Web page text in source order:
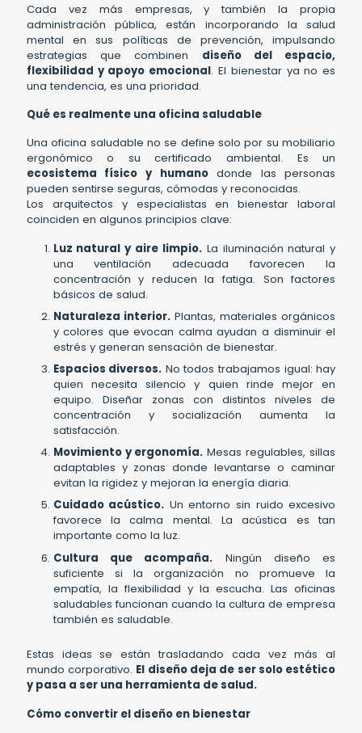
Cada vez más empresas, y también la propia
administración pública, están incorporando la salud
mental en sus políticas de prevención, impulsando
estrategias que combinen diseño del espacio,
flexibilidad y apoyo emocional. El bienestar ya no es
una tendencia, es una prioridad.
Qué es realmente una oficina saludable
Una oficina saludable no se define solo por su mobiliario
ergonómico o su certificado ambiental. Es un
ecosistema físico y humanodonde las personas
pueden sentirse seguras, cómodas y reconocidas.
Los arquitectos y especialistas en bienestar laboral
coinciden en algunos principios clave:
Luz natural y aire limpio.La iluminación natural y
una ventilación adecuada favorecen la
concentración y reducen la fatiga. Son factores
básicos de salud.
Naturaleza interior.Plantas, materiales orgánicos
y colores que evocan calma ayudan a disminuir el
estrés y generan sensación de bienestar.
Espacios diversos. No todos trabajamos igual: hay
quien necesita silencio y quien rinde mejor en
equipo. Diseñar zonas con distintos niveles de
concentración y socialización aumenta la
satisfacción.
Movimiento y ergonomía. Mesas regulables, sillas
adaptables y zonas donde levantarse o caminar
evitan la rigidez y mejoran la energía diaria.
Cuidado acústico. Un entorno sin ruido excesivo
favorece la calma mental. La acústica es tan
importante como la luz.
Cultura que acompaña. Ningún diseño es
suficiente si la organización no promueve la
empatía, la flexibilidad y la escucha. Las oficinas
saludables funcionan cuando la cultura de empresa
también es saludable.
Estas ideas se están trasladando cada vez más al
mundo corporativo. El diseño deja de ser solo estético
y pasa a ser una herramienta de salud.
Cómo convertir el diseño en bienestar